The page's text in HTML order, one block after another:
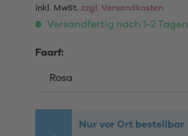
inkl. MwSt. zzgl. Versandkosten
Versandfertig nach 1-2 Tagen
Faarf:
Nur vor Ort bestellbar